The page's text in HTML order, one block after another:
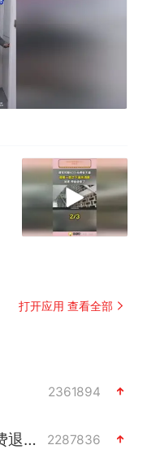
打开应用 查看全部
2361894
东航新规：提前14天可免费退改签 2287836